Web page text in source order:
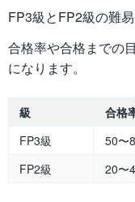
FP3級とFP2級の難
合格率や合格までの
になります。
級 合格
FP3級
50〜
FP2級
20〜